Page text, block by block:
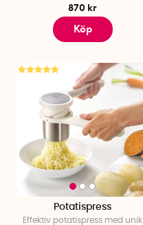
870 kr
Köp
Potatispress
Effektiv potatispress med unik